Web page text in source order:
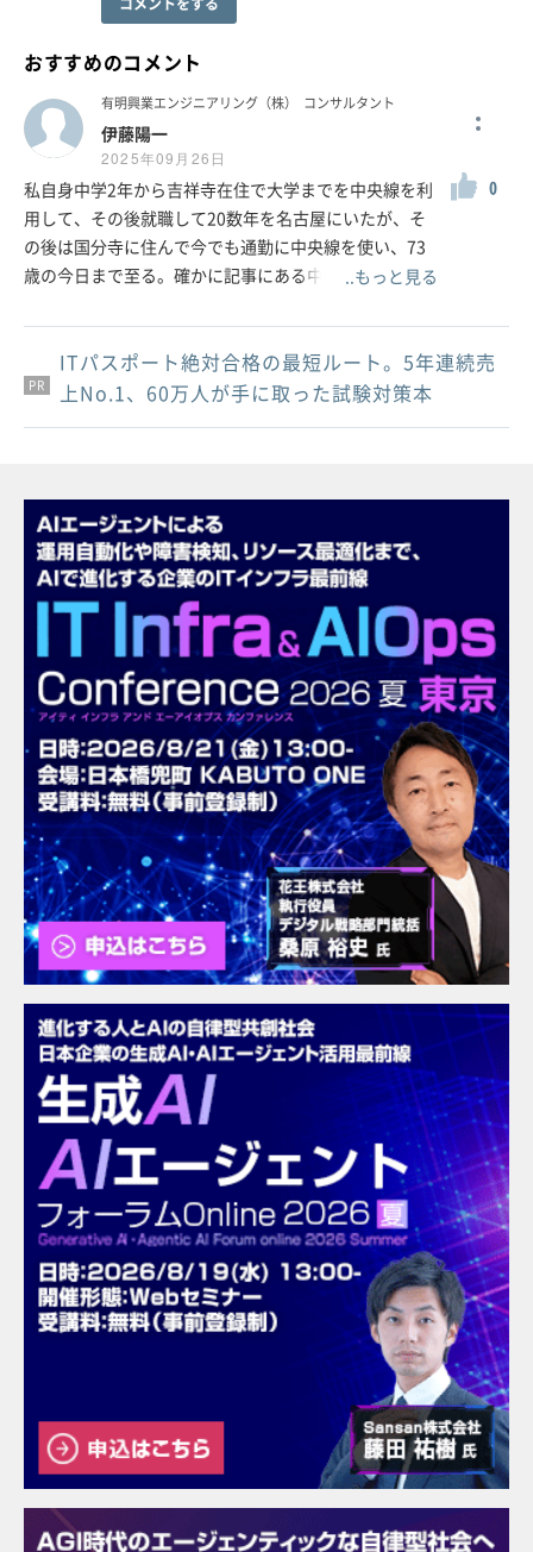
おすすめのコメント
有明興業エンジニアリング（株） コンサルタント
伊藤陽一
2025年09月26日
私自身中学2年から吉祥寺在住で大学までを中央線を利
用して、その後就職して20数年を名古屋にいたが、そ
の後は国分寺に住んで今でも通勤に中央線を使い、73
歳の今日まで至る。確かに記事にある中央線の利便性
は間違いだと思っている。当然2両連結で座れる車両と
増車両で全体が混雑緩和しているとは思っていない。
勿論、高尾や青梅あたりではニーズはあるだろうが、
ないだろうか。これで来年からの値上げではJR東日本
の経営体質を疑う。中央線の良き時代は国鉄時代の話
だと思う。
..もっと見る
0
PR
PR
PR
ITパスポート絶対合格の最短ルート。5年連続売
上No.1、60万人が手に取った試験対策本